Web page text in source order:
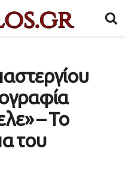
– Το
του